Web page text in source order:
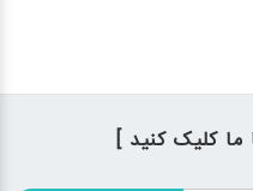
ما کلیک کنید ]